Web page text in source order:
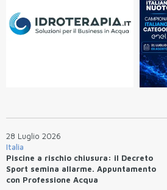
28 Luglio 2026
Italia
Piscine a rischio chiusura: il Decreto
Sport semina allarme. Appuntamento
con Professione Acqua